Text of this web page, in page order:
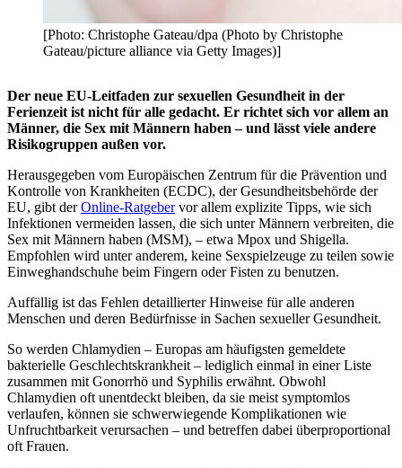
[Photo: Christophe Gateau/dpa (Photo by Christophe
Gateau/picture alliance via Getty Images)]
Der neue EU-Leitfaden zur sexuellen Gesundheit in der
Ferienzeit ist nicht für alle gedacht. Er richtet sich vor allem an
Männer, die Sex mit Männern haben – und lässt viele andere
Risikogruppen außen vor.
Herausgegeben vom Europäischen Zentrum für die Prävention und
Kontrolle von Krankheiten (ECDC), der Gesundheitsbehörde der
EU, gibt derOnline-Ratgebervor allem explizite Tipps, wie sich
Infektionen vermeiden lassen, die sich unter Männern verbreiten, die
Sex mit Männern haben (MSM), – etwa Mpox und Shigella.
Empfohlen wird unter anderem, keine Sexspielzeuge zu teilen sowie
Einweghandschuhe beim Fingern oder Fisten zu benutzen.
Auffällig ist das Fehlen detaillierter Hinweise für alle anderen
Menschen und deren Bedürfnisse in Sachen sexueller Gesundheit.
So werden Chlamydien – Europas am häufigsten gemeldete
bakterielle Geschlechtskrankheit – lediglich einmal in einer Liste
zusammen mit Gonorrhö und Syphilis erwähnt. Obwohl
Chlamydien oft unentdeckt bleiben, da sie meist symptomlos
verlaufen, können sie schwerwiegende Komplikationen wie
Unfruchtbarkeit verursachen – und betreffen dabei überproportional
oft Frauen.